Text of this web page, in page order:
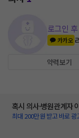
로그인
카카오
약력보기
혹시 의사·병원관계자
최대 200만원 받고 바로